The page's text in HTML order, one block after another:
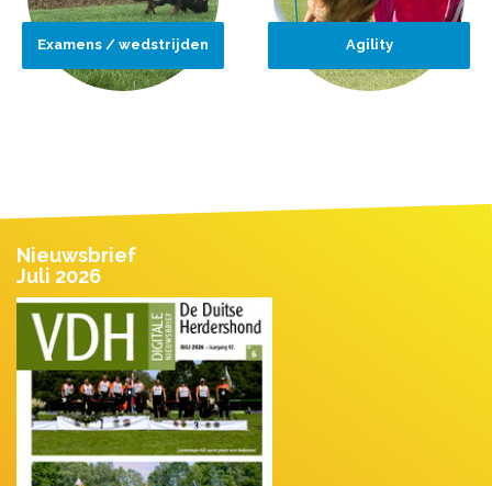
Examens / wedstrijden Agility
Nieuwsbrief
Juli 2026